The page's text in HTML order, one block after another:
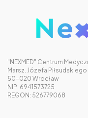
"NEXMED" Centrum
Marsz. Józefa Piłsudskiego
50-020 Wrocław
NIP: 6941573725
REGON: 526779068